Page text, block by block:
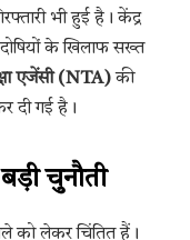
भी हुई है। केंद्र
दोषियों के खिलाफ सख्त
एजेंसी (NTA)की
दी गई है।
चुनौती
को लेकर चिंतित हैं।